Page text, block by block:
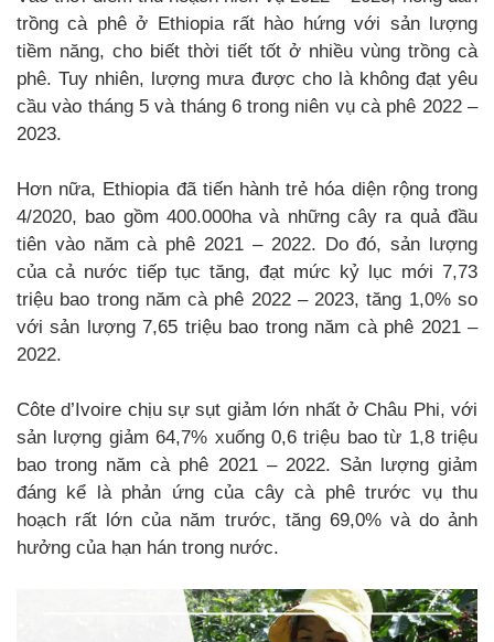
trồng cà phê ở Ethiopia rất hào hứng với sản lượng
tiềm năng, cho biết thời tiết tốt ở nhiều vùng trồng cà
phê. Tuy nhiên, lượng mưa được cho là không đạt yêu
cầu vào tháng 5 và tháng 6 trong niên vụ cà phê 2022 –
2023.
Hơn nữa, Ethiopia đã tiến hành trẻ hóa diện rộng trong
4/2020, bao gồm 400.000ha và những cây ra quả đầu
tiên vào năm cà phê 2021 – 2022. Do đó, sản lượng
của cả nước tiếp tục tăng, đạt mức kỷ lục mới 7,73
triệu bao trong năm cà phê 2022 – 2023, tăng 1,0% so
với sản lượng 7,65 triệu bao trong năm cà phê 2021 –
2022.
Côte d’Ivoire chịu sự sụt giảm lớn nhất ở Châu Phi, với
sản lượng giảm 64,7% xuống 0,6 triệu bao từ 1,8 triệu
bao trong năm cà phê 2021 – 2022. Sản lượng giảm
đáng kể là phản ứng của cây cà phê trước vụ thu
hoạch rất lớn của năm trước, tăng 69,0% và do ảnh
hưởng của hạn hán trong nước.